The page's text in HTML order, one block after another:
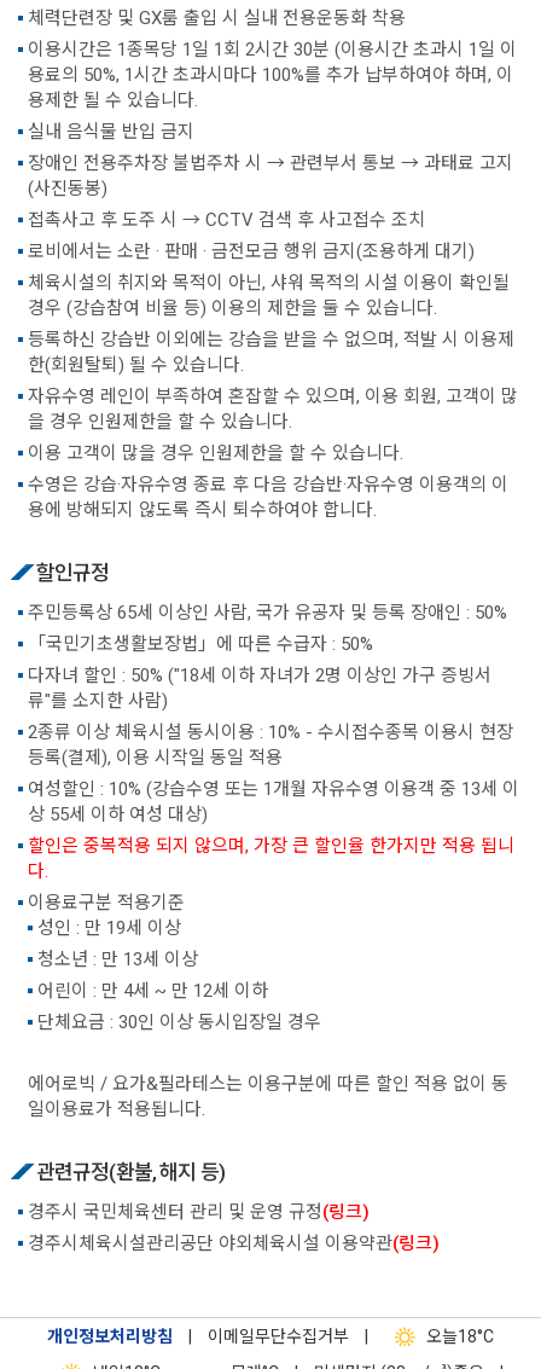
체력단련장 및 GX룸 출입 시 실내 전용운동화 착용
이용시간은 1종목당 1일 1회 2시간 30분 (이용시간 초과시 1일 이
용료의 50%, 1시간 초과시마다 100%를 추가 납부하여야 하며, 이
용제한 될 수 있습니다.
실내 음식물 반입 금지
장애인 전용주차장 불법주차 시 → 관련부서 통보 → 과태료 고지
(사진동봉)
접촉사고 후 도주 시 → CCTV 검색 후 사고접수 조치
로비에서는 소란 · 판매 · 금전모금 행위 금지(조용하게 대기)
체육시설의 취지와 목적이 아닌, 샤워 목적의 시설 이용이 확인될
경우 (강습참여 비율 등) 이용의 제한을 둘 수 있습니다.
등록하신 강습반 이외에는 강습을 받을 수 없으며, 적발 시 이용제
한(회원탈퇴) 될 수 있습니다.
자유수영 레인이 부족하여 혼잡할 수 있으며, 이용 회원, 고객이 많
을 경우 인원제한을 할 수 있습니다.
이용 고객이 많을 경우 인원제한을 할 수 있습니다.
수영은 강습·자유수영 종료 후 다음 강습반·자유수영 이용객의 이
용에 방해되지 않도록 즉시 퇴수하여야 합니다.
할인규정
주민등록상 65세 이상인 사람, 국가 유공자 및 등록 장애인 : 50%
「국민기초생활보장법」에 따른 수급자 : 50%
다자녀 할인 : 50% ("18세 이하 자녀가 2명 이상인 가구 증빙서
류"를 소지한 사람)
2종류 이상 체육시설 동시이용 : 10% - 수시접수종목 이용시 현장
등록(결제), 이용 시작일 동일 적용
여성할인 : 10% (강습수영 또는 1개월 자유수영 이용객 중 13세 이
상 55세 이하 여성 대상)
할인은 중복적용 되지 않으며, 가장 큰 할인율 한가지만 적용 됩니
다.
이용료구분 적용기준
성인 : 만 19세 이상
청소년 : 만 13세 이상
어린이 : 만 4세 ~ 만 12세 이하
단체요금 : 30인 이상 동시입장일 경우
에어로빅 / 요가&필라테스는 이용구분에 따른 할인 적용 없이 동
일이용료가 적용됩니다.
관련규정(환불, 해지 등)
경주시 국민체육센터 관리 및 운영 규정(링크)
경주시체육시설관리공단 야외체육시설 이용약관(링크)
개인정보처리방침 이메일무단수집거부 오늘18°C